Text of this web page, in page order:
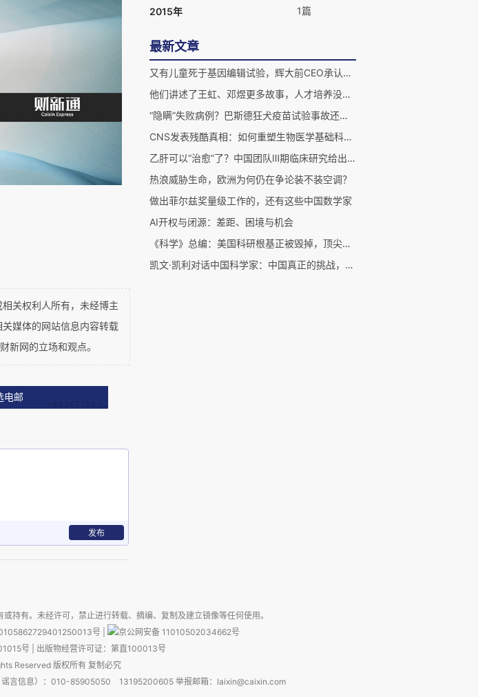
。灯还是这些灯，树
粗细。秋天一到，依
立刚好七年。七年，
究经费，还你50%的
年中国CNS文章二
七年以后，第一次开
不讲情怀。钱，不够
HHMI研究员；要么
的基石？这个设想出
》做了一篇深度报道
随之而来，却多少有
关权利人所有，未经博主
媒体的网站信息内容转载
新网的立场和观点。
电邮
发布
2015年
1篇
最新文章
又有儿童死于基因编辑试验，辉大前CEO承认使用过高剂量
他们讲述了王虹、邓煜更多故事，人才培养没有固定模式
“隐瞒”失败病例？巴斯德狂犬疫苗试验事故还原｜商周专栏
CNS发表残酷真相：如何重塑生物医学基础科研的信任机制？
乙肝可以“治愈”了？中国团队Ⅲ期临床研究给出新答案
热浪威胁生命，欧洲为何仍在争论装不装空调？
做出菲尔兹奖量级工作的，还有这些中国数学家
AI开权与闭源：差距、困境与机会
《科学》总编：美国科研根基正被毁掉，顶尖高校却集体沉默
凯文·凯利对话中国科学家：中国真正的挑战，不是人工智能，是原创性
持有。未经许可，禁止进行转载、摘编、复制及建立镜像等任何使用。
号
京公网安备 11010502034662号
号
出版物经营许可证：第直100013号
Reserved 版权所有 复制必究
谣言信息）：010-85905050 13195200605 举报邮箱：laixin@caixin.com